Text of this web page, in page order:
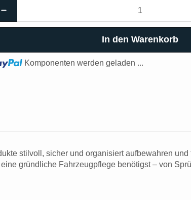
In den Warenkorb
Komponenten werden geladen ...
stilvoll, sicher und organisiert aufbewahren und
gründliche Fahrzeugpflege benötigst – von